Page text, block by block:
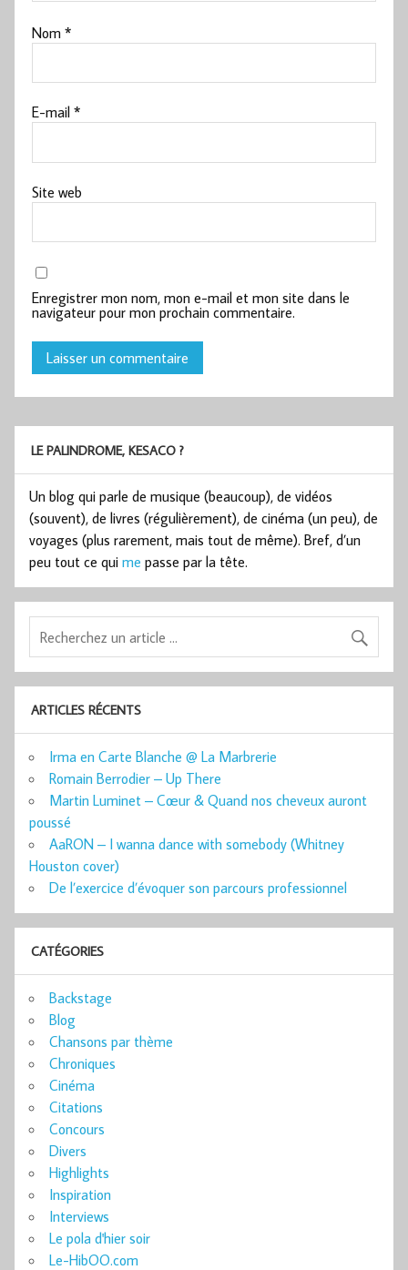
Nom*
E-mail*
Site web
Enregistrer mon nom, mon e-mail et mon site dans le
navigateur pour mon prochain commentaire.
LE PALINDROME, KESACO ?
Un blog qui parle de musique (beaucoup), de vidéos
(souvent), de livres (régulièrement), de cinéma (un peu), de
voyages (plus rarement, mais tout de même). Bref, d’un
peu tout ce qui me passe par la tête.
ARTICLES RÉCENTS
Irma en Carte Blanche @ La Marbrerie
Romain Berrodier – Up There
Martin Luminet – Cœur & Quand nos cheveux auront
poussé
AaRON – I wanna dance with somebody (Whitney
Houston cover)
De l’exercice d’évoquer son parcours professionnel
CATÉGORIES
Backstage
Blog
Chansons par thème
Chroniques
Cinéma
Citations
Concours
Divers
Highlights
Inspiration
Interviews
Le pola d'hier soir
Le-HibOO.com